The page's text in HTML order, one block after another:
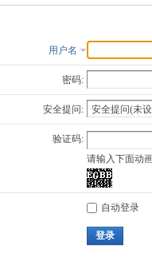
用户名
密码:
安全提问:
验证码:
请输入下面动
自动登录
登录